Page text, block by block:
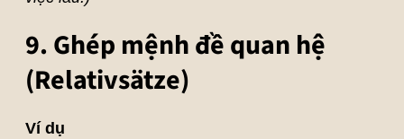
9. Ghép mệnh đề quan hệ
(Relativsätze)
Ví dụ